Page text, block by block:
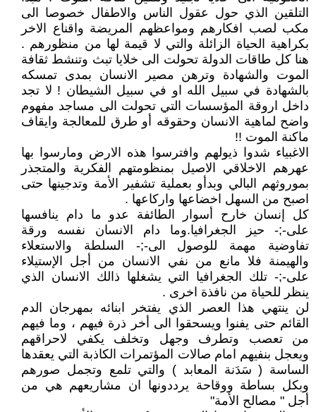
التلقين الذي حول عقول الناس والاطفال خصوصا الى
مكب لصب افكارهم ومواعظهم المريضة واقناع الاخر
بكراهية الحياة الزائلة والتي لا قيمة لها من منظورهم .
هنا كل طاقات الدولة تحولت الى خلايا تبث وتنشط ثقافة
الموت والشهادة وترهن مصير الانسان بمدى تمسكه
بالشهادة في سبيل الله او في سبيل الشيطان ! لا تجد
داخل اروقة المؤسسات التي تحولت الى مساجد مفهوم
واضح لماهية الانسان وحقوقه أو طرق للمعالجة وايقاف
ماكنة الموت !!
الاغبياء شدوا ذيولهم وافترسوا هذه الارض ومارسوا بها
عهرهم الاخلاقي الاصيل بمنظومتهم الفكرية والمتجذر
بموروثهم البالي وبدأو بعملية تشفير الأمة وتدجينها حتى
اصبح من السهل اخضاعها واركاعها .
كل إنسان خارح أسوار الطائفة عدو ما دام ينافسها
علی-;- حيز الجغرافيا.وما دام الانسان نفسه ورقة
تفاوضية مهمة للوصول الی-;- السلطة والاستعلاء
والهيمنة فلا مانع من نفي الانسان من أجل الإستيلاء
علی-;- تلك الجغرافيا التي يشغلها ذالك الانسان الذي
ينظر للحياة من نافذة اخرى .
لن ينتهي هذا العصر الذي يفتخر ابنائه بمهرجان الدم
القائم حتى يفنوا ويسحقوا الى أخر ذرة فيهم ، وما فيهم
من تعصب وتطرف وجهل وتخلف يكفي لاحراقهم
ويعجل بنفيهم امام صالات المؤتمرات الكاذبة التي يعقدها
الساسة ( سَدَنة المعابد ) والتي تلمع وتجمل صورهم
وبكل بساطة ووقاحة يرددونها ان مشاريعهم هي من
أجل " مصالح الأمة"